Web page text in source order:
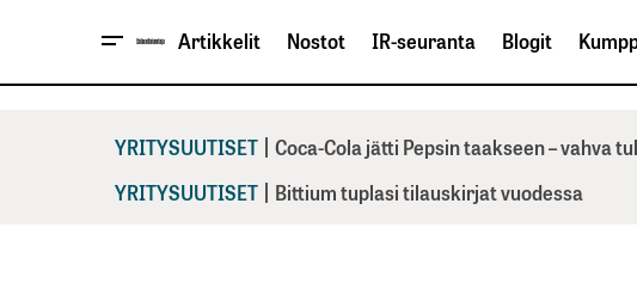
Artikkelit Nostot IR-seuranta Blogit
YRITYSUUTISET | Coca-Cola jätti Pepsin taakseen – vahva
YRITYSUUTISET | Bittium tuplasi tilauskirjat vuodessa